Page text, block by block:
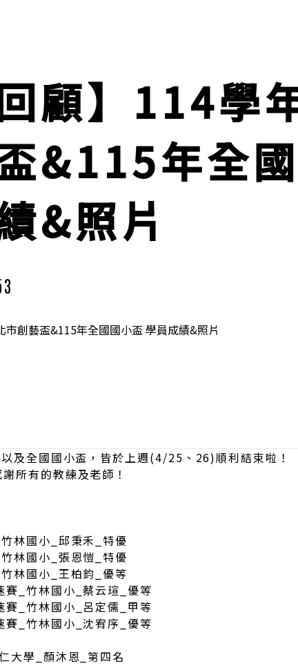
回顧】114學
&115年全
&照片
及全國國小盃，皆於上週(4/25、26)順利結束啦！
所有的教練及老師！
林國小_邱秉禾_特優
林國小_張恩愷_特優
林國小_王柏鈞_優等
賽_竹林國小_蔡云瑄_優等
_竹林國小_呂定儒_甲等
賽_竹林國小_沈宥序_優等
大學_顏沐恩_第四名